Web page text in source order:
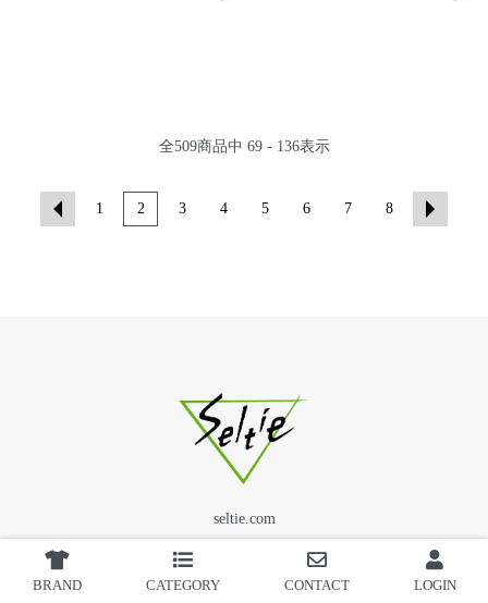
BRAND CATEGORY CONTACT LOGIN
全509商品中 69 - 136表示
1 2 3 4 5 6 7 8
seltie.com